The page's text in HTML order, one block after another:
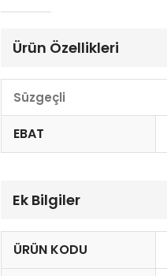
Ürün Özellikleri
Süzgeçli
EBAT
Ek Bilgiler
ÜRÜN KODU